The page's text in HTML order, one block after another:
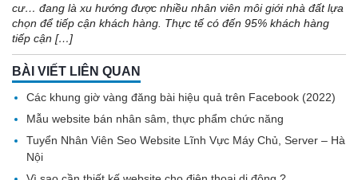
cư… đang là xu hướng được nhiều nhân viên môi giới nhà đất lựa
chọn để tiếp cận khách hàng. Thực tế có đến 95% khách hàng
tiếp cận […]
BÀI VIẾT LIÊN QUAN
Các khung giờ vàng đăng bài hiệu quả trên Facebook (2022)
Mẫu website bán nhân sâm, thực phẩm chức năng
Tuyển Nhân Viên Seo Website Lĩnh Vực Máy Chủ, Server – Hà
Nội